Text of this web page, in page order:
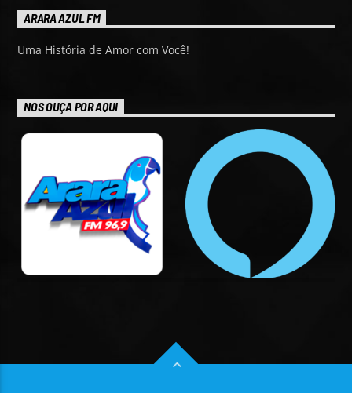
ARARA AZUL FM
Uma História de Amor com Você!
NOS OUÇA POR AQUI